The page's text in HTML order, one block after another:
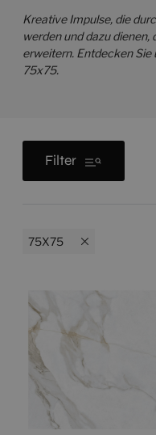
Kreative Impulse, die
werden und dazu dienen,
erweitern. Entdecken
75x75.
Filter
75X75